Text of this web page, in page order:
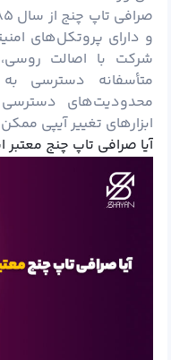
و دارای پروتکل‌های
شرکت با اصالت
متأسفانه دسترسی
محدودیت‌های دسترسی
ابزارهای تغییر آیپی
آیا صرافی تاپ چنج